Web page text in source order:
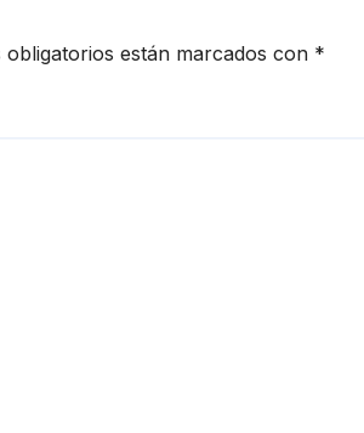
obligatorios están marcados con *